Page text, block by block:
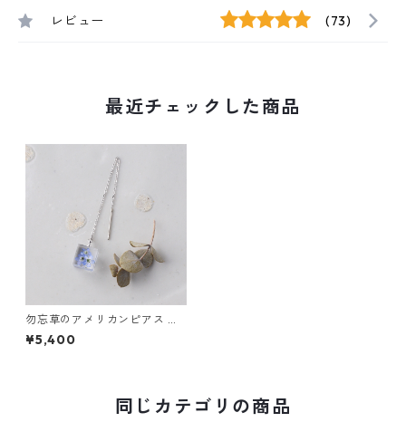
レビュー (73)
最近チェックした商品
勿忘草のアメリカンピアス 片
耳用 ギフト 誕生日プレゼント
ギフトラッピング 結婚式 お呼
¥5,400
同じカテゴリの商品